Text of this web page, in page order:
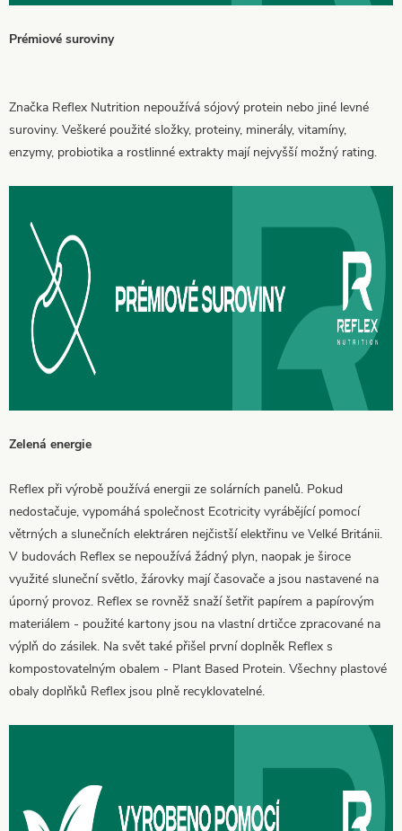
Prémiové suroviny
Značka Reflex Nutrition nepoužívá sójový protein nebo jiné levné
suroviny. Veškeré použité složky, proteiny, minerály, vitamíny,
enzymy, probiotika a rostlinné extrakty mají nejvyšší možný rating.
Zelená energie
Reflex při výrobě používá energii ze solárních panelů. Pokud
nedostačuje, vypomáhá společnost Ecotricity vyrábějící pomocí
větrných a slunečních elektráren nejčistší elektřinu ve Velké Británii.
V budovách Reflex se nepoužívá žádný plyn, naopak je široce
využité sluneční světlo, žárovky mají časovače a jsou nastavené na
úporný provoz. Reflex se rovněž snaží šetřit papírem a papírovým
materiálem - použité kartony jsou na vlastní drtičce zpracované na
výplň do zásilek. Na svět také přišel první doplněk Reflex s
kompostovatelným obalem - Plant Based Protein. Všechny plastové
obaly doplňků Reflex jsou plně recyklovatelné.